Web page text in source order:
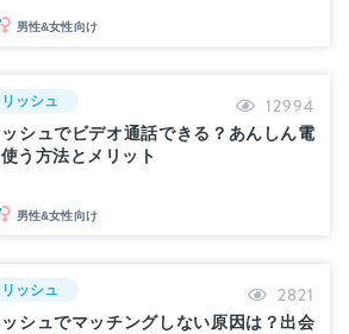
男性&女性向け
ッシュ 12994
シュでビデオ通話できる？あんしん電
う方法とメリット
男性&女性向け
ッシュ 2821
シュでマッチングしない原因は？出会